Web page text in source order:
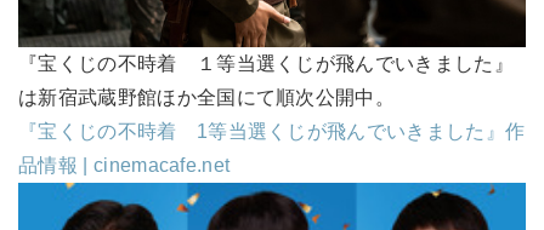
『宝くじの不時着 １等当選くじが飛んでいきました』
は新宿武蔵野館ほか全国にて順次公開中。
『宝くじの不時着 1等当選くじが飛んでいきました』作
品情報 | cinemacafe.net